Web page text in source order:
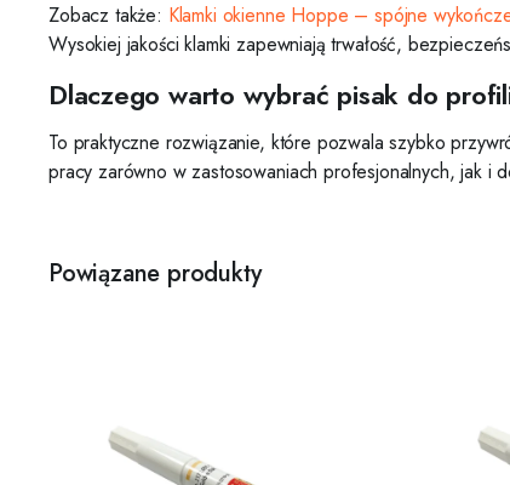
Zobacz także: Klamki okienne Hoppe – spójne
Wysokiej jakości klamki zapewniają trwałość,
Dlaczego warto wybrać pisak do
To praktyczne rozwiązanie, które pozwala szybko
pracy zarówno w zastosowaniach profesjonalnych, jak i
Powiązane produkty